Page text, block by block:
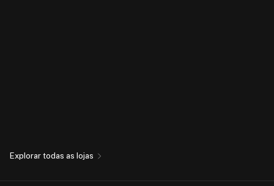
Explorar todas as lojas